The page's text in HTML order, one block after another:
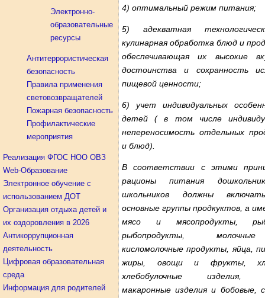
Электронно-
образовательные
ресурсы
Антитеррористическая
безопасность
Правила применения
световозвращателей
Пожарная безопасность
Профилактические
мероприятия
Реализация ФГОС НОО ОВЗ
Web-Образование
Электронное обучение с
использованием ДОТ
Организация отдыха детей и
их оздоровления в 2026
Антикоррупционная
деятельность
Цифровая образовательная
среда
Информация для родителей
4) оптимальный режим питания;
5) адекватная
кулинарная обработка блюд и
обеспечивающая их высокие
достоинства и сохранность
пищевой ценности;
6) учет индивидуальных
детей ( в том числе
непереносимость отдельных
и блюд).
В соответствии с этими
рационы питания
школьников должны
основные группы продкуктов, а
мясо и мясопродукты,
рыбопродукты,
кисломолочные продукты, яйца,
жиры, овощи и фрукты,
хлебобулочные изделия,
макаронные изделия и бобовые,